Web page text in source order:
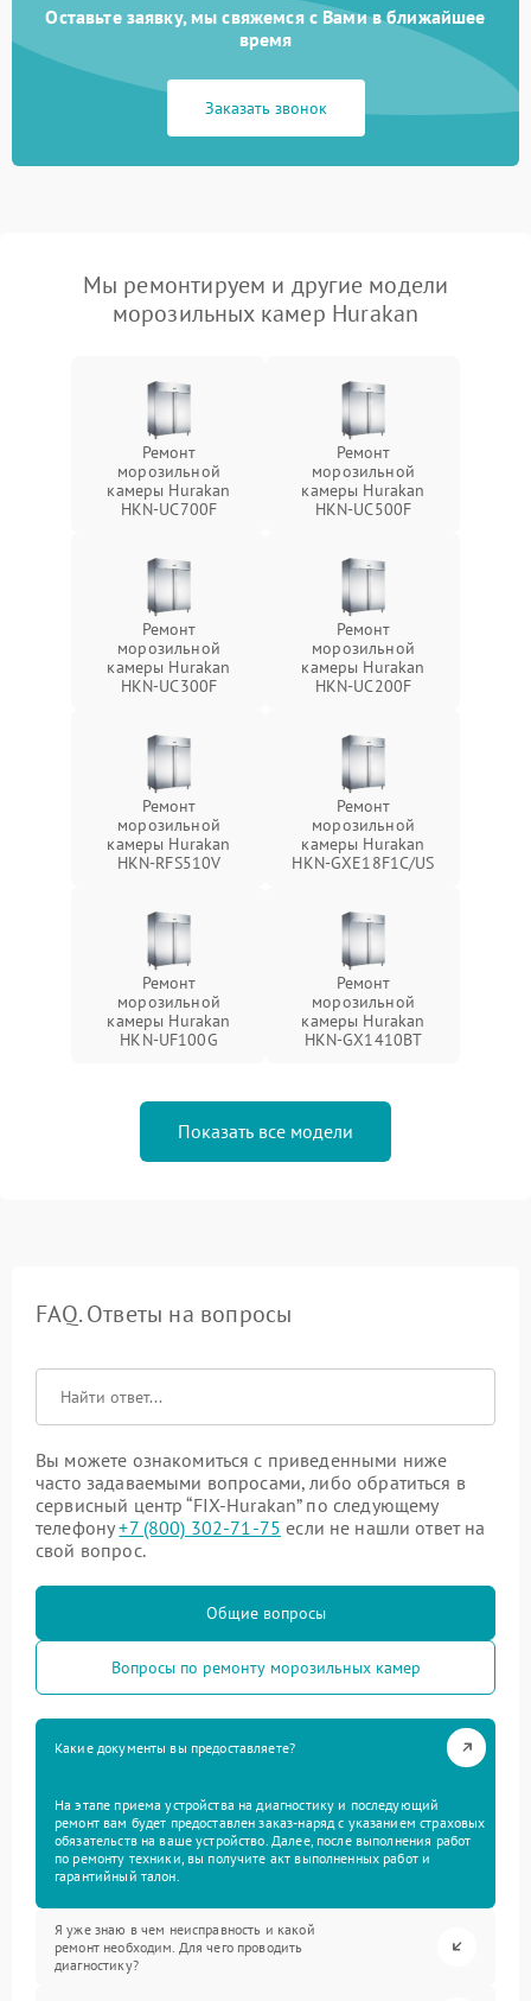
Оставьте заявку, мы свяжемся с Вами в ближайшее
время
Заказать звонок
Мы ремонтируем и другие модели
морозильных камер Hurakan
Ремонт
морозильной
камеры Hurakan
HKN-UC700F
Ремонт
морозильной
камеры Hurakan
HKN-UC500F
Ремонт
морозильной
камеры Hurakan
HKN-UC300F
Ремонт
морозильной
камеры Hurakan
HKN-UC200F
Ремонт
морозильной
камеры Hurakan
HKN-RFS510V
Ремонт
морозильной
камеры Hurakan
HKN-GXE18F1C/US
Ремонт
морозильной
камеры Hurakan
HKN-UF100G
Ремонт
морозильной
камеры Hurakan
HKN-GX1410BT
Показать все модели
FAQ. Ответы на вопросы
Вы можете ознакомиться с приведенными ниже
часто задаваемыми вопросами, либо обратиться в
сервисный центр “FIX-Hurakan” по следующему
телефону+7 (800) 302-71-75 если не нашли ответ на
свой вопрос.
Общие вопросы
Вопросы по ремонту морозильных камер
Какие документы вы предоставляете?
На этапе приема устройства на диагностику и последующий
ремонт вам будет предоставлен заказ-наряд с указанием страховых
обязательств на ваше устройство. Далее, после выполнения работ
по ремонту техники, вы получите акт выполненных работ и
гарантийный талон.
Я уже знаю в чем неисправность и какой
ремонт необходим. Для чего проводить
диагностику?